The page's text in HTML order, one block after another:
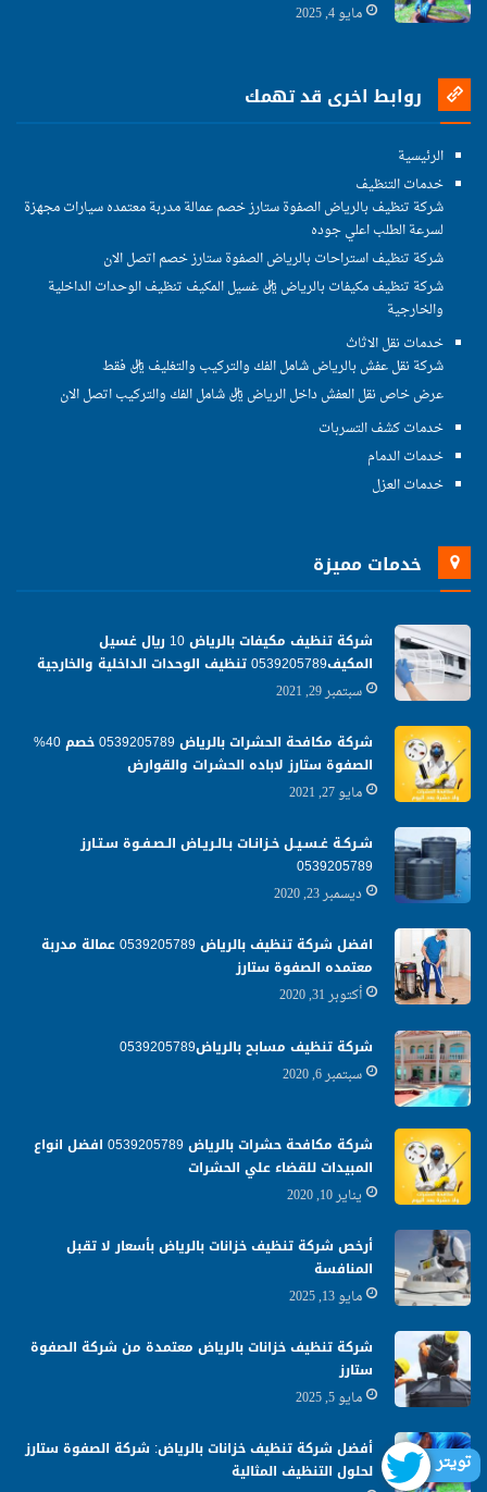
مايو 4, 2025
روابط اخرى قد تهمك
الرئيسية
خدمات التنظيف
شركة تنظيف بالرياض الصفوة ستارز خصم عمالة مدربة معتمده سيارات مجهزة
لسرعة الطلب اعلي جوده
شركة تنظيف استراحات بالرياض الصفوة ستارز خصم اتصل الان
شركة تنظيف مكيفات بالرياض ريال غسيل المكيف تنظيف الوحدات الداخلية
والخارجية
خدمات نقل الاثاث
شركة نقل عفش بالرياض شامل الفك والتركيب والتغليف ريال فقط
عرض خاص نقل العفش داخل الرياض ريال شامل الفك والتركيب اتصل الان
خدمات كشف التسربات
خدمات الدمام
خدمات العزل
خدمات مميزة
شركة تنظيف مكيفات بالرياض 10 ريال غسيل
المكيف0539205789 تنظيف الوحدات الداخلية والخارجية
سبتمبر 29, 2021
شركة مكافحة الحشرات بالرياض 0539205789 خصم 40%
الصفوة ستارز لاباده الحشرات والقوارض
مايو 27, 2021
شـركـة غـسـيـل خـزانـات بـالـريـاض الـصـفـوة سـتـارز
0539205789
ديسمبر 23, 2020
افضل شركة تنظيف بالرياض 0539205789 عمالة مدربة
معتمده الصفوة ستارز
أكتوبر 31, 2020
شركة تنظيف مسابح بالرياض0539205789
سبتمبر 6, 2020
شركة مكافحة حشرات بالرياض 0539205789 افضل انواع
المبيدات للقضاء علي الحشرات
يناير 10, 2020
أرخص شركة تنظيف خزانات بالرياض بأسعار لا تقبل
المنافسة
مايو 13, 2025
شركة تنظيف خزانات بالرياض معتمدة من شركة الصفوة
ستارز
مايو 5, 2025
أفضل شركة تنظيف خزانات بالرياض: شركة الصفوة ستارز
لحلول التنظيف المثالية
تويتر